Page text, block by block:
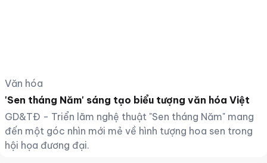
Văn hóa
'Sen tháng Năm' sáng tạo biểu tượng văn hóa Việt
GD&TĐ - Triển lãm nghệ thuật "Sen tháng Năm" mang
đến một góc nhìn mới mẻ về hình tượng hoa sen trong
hội họa đương đại.